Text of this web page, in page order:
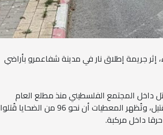
اليوم الأربعاء، إثر جريمة إطلاق نار في مدينة شفاعمرو بأراضي
داخل المجتمع الفلسطيني منذ مطلع العام
الجاري وحتى اليوم، حيث ارتفعت الحصيلة إلى 100 قتيل، وتُظهر المعطيات أن نحو 96 من الضحايا قُتلوا
حرقا داخل مركبة.